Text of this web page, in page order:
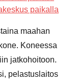
paikalla
maahan
Koneessa
jatkohoitoon.
pelastuslaitos